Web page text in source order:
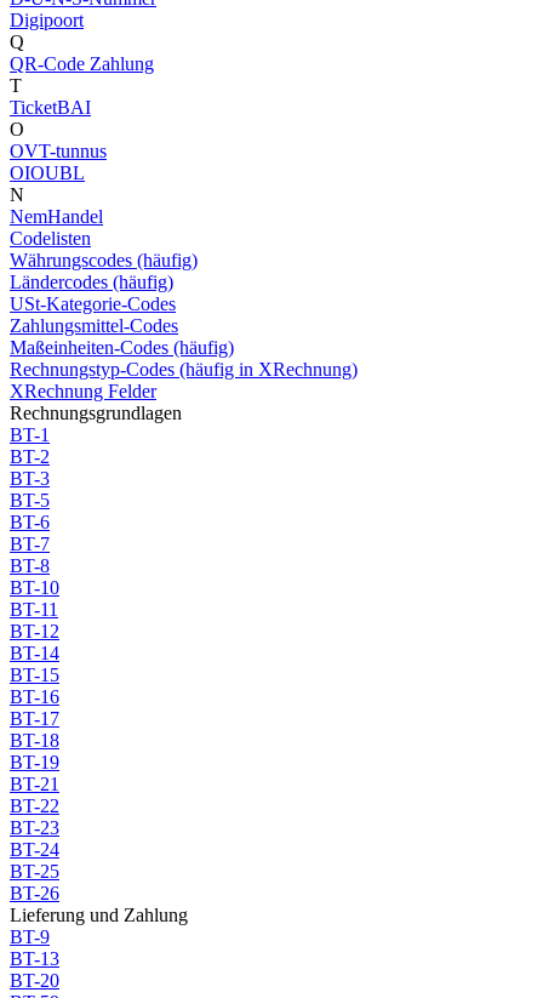
Digipoort
Q
QR-Code Zahlung
T
TicketBAI
O
OVT-tunnus
OIOUBL
N
NemHandel
Codelisten
Währungscodes (häufig)
Ländercodes (häufig)
USt-Kategorie-Codes
Zahlungsmittel-Codes
Maßeinheiten-Codes (häufig)
Rechnungstyp-Codes (häufig in XRechnung)
XRechnung Felder
Rechnungsgrundlagen
BT-1
BT-2
BT-3
BT-5
BT-6
BT-7
BT-8
BT-10
BT-11
BT-12
BT-14
BT-15
BT-16
BT-17
BT-18
BT-19
BT-21
BT-22
BT-23
BT-24
BT-25
BT-26
Lieferung und Zahlung
BT-9
BT-13
BT-20